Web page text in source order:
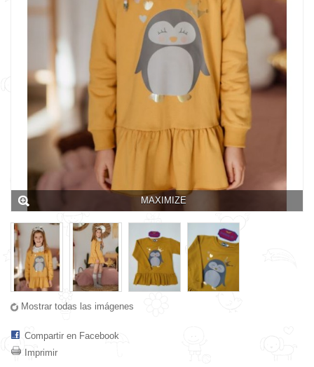
MAXIMIZE
Mostrar todas las imágenes
Compartir en Facebook
Imprimir